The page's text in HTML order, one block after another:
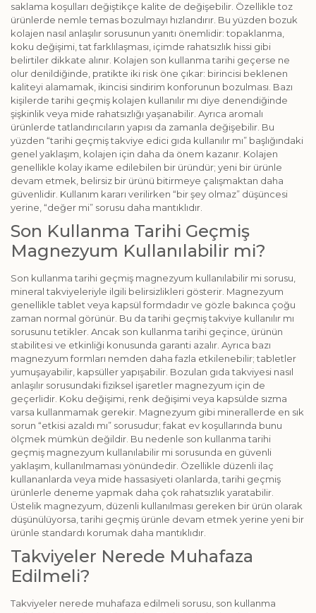
saklama koşulları değiştikçe kalite de değişebilir. Özellikle toz
ürünlerde nemle temas bozulmayı hızlandırır. Bu yüzden bozuk
kolajen nasıl anlaşılır sorusunun yanıtı önemlidir: topaklanma,
koku değişimi, tat farklılaşması, içimde rahatsızlık hissi gibi
belirtiler dikkate alınır. Kolajen son kullanma tarihi geçerse ne
olur denildiğinde, pratikte iki risk öne çıkar: birincisi beklenen
kaliteyi alamamak, ikincisi sindirim konforunun bozulması. Bazı
kişilerde tarihi geçmiş kolajen kullanılır mı diye denendiğinde
şişkinlik veya mide rahatsızlığı yaşanabilir. Ayrıca aromalı
ürünlerde tatlandırıcıların yapısı da zamanla değişebilir. Bu
yüzden “tarihi geçmiş takviye edici gıda kullanılır mı” başlığındaki
genel yaklaşım, kolajen için daha da önem kazanır. Kolajen
genellikle kolay ikame edilebilen bir üründür; yeni bir ürünle
devam etmek, belirsiz bir ürünü bitirmeye çalışmaktan daha
güvenlidir. Kullanım kararı verilirken “bir şey olmaz” düşüncesi
yerine, “değer mi” sorusu daha mantıklıdır.
Son Kullanma Tarihi Geçmiş
Magnezyum Kullanılabilir mi?
Son kullanma tarihi geçmiş magnezyum kullanılabilir mi sorusu,
mineral takviyeleriyle ilgili belirsizlikleri gösterir. Magnezyum
genellikle tablet veya kapsül formdadır ve gözle bakınca çoğu
zaman normal görünür. Bu da tarihi geçmiş takviye kullanılır mı
sorusunu tetikler. Ancak son kullanma tarihi geçince, ürünün
stabilitesi ve etkinliği konusunda garanti azalır. Ayrıca bazı
magnezyum formları nemden daha fazla etkilenebilir; tabletler
yumuşayabilir, kapsüller yapışabilir. Bozulan gıda takviyesi nasıl
anlaşılır sorusundaki fiziksel işaretler magnezyum için de
geçerlidir. Koku değişimi, renk değişimi veya kapsülde sızma
varsa kullanmamak gerekir. Magnezyum gibi minerallerde en sık
sorun “etkisi azaldı mı” sorusudur; fakat ev koşullarında bunu
ölçmek mümkün değildir. Bu nedenle son kullanma tarihi
geçmiş magnezyum kullanılabilir mi sorusunda en güvenli
yaklaşım, kullanılmaması yönündedir. Özellikle düzenli ilaç
kullananlarda veya mide hassasiyeti olanlarda, tarihi geçmiş
ürünlerle deneme yapmak daha çok rahatsızlık yaratabilir.
Üstelik magnezyum, düzenli kullanılması gereken bir ürün olarak
düşünülüyorsa, tarihi geçmiş ürünle devam etmek yerine yeni bir
ürünle standardı korumak daha mantıklıdır.
Takviyeler Nerede Muhafaza
Edilmeli?
Takviyeler nerede muhafaza edilmeli sorusu, son kullanma